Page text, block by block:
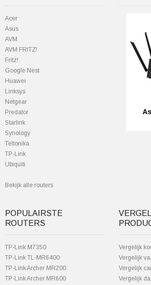
Acer
Asus
AVM
AVM FRITZ!
Fritz!
Google Nest
Huawei
Linksys
Netgear
Predator
StarIink
Synology
Teltonika
TP-Link
Ubiquiti
Bekijk alle routers
POPULAIRSTE
ROUTERS
TP-Link M7350
TP-Link TL-MR6400
TP-Link Archer MR200
TP-Link Archer MR600
Vergelijk
Vergelijk
Vergelijk
Vergelijk